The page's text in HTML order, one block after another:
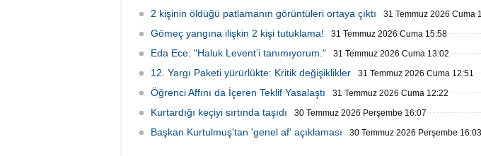
2 kişinin öldüğü patlamanın görüntüleri ortaya çıktı 31 Temmuz 2026 Cuma
Gömeç yangına ilişkin 2 kişi tutuklama! 31 Temmuz 2026 Cuma 15:58
Eda Ece: "Haluk Levent’i tanımıyorum." 31 Temmuz 2026 Cuma 13:02
12. Yargı Paketi yürürlükte: Kritik değişiklikler 31 Temmuz 2026 Cuma 12:51
Öğrenci Affını da İçeren Teklif Yasalaştı 31 Temmuz 2026 Cuma 12:22
Kurtardığı keçiyi sırtında taşıdı 30 Temmuz 2026 Perşembe 16:07
Başkan Kurtulmuş'tan 'genel af' açıklaması 30 Temmuz 2026 Perşembe 16:03